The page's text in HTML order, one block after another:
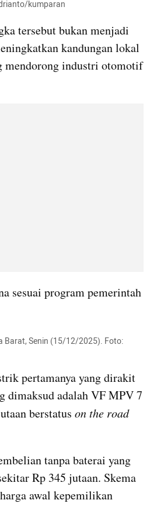
kumparan
tersebut bukan menjadi
kandungan lokal
mendorong industri otomotif
sesuai program pemerintah
Barat, Senin (15/12/2025). Foto:
pertamanya yang dirakit
dimaksud adalah VF MPV 7
berstatus on the road
tanpa baterai yang
Rp 345 jutaan. Skema
awal kepemilikan